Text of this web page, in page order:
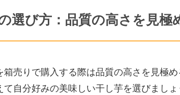
選び方：品質の高さを見極
売りで購入する際は品質の高さを見極め
自分好みの美味しい干し芋を選びましょ